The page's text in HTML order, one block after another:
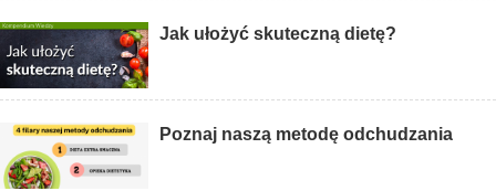
Jak ułożyć skuteczną dietę?
Poznaj naszą metodę odchudzania